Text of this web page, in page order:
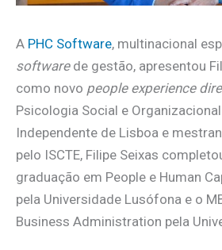
A PHC Software, multinacional
softwarede gestão, apresentou
como novo people experience
Psicologia Social e
Independente de Lisboa e
pelo ISCTE, Filipe Seixas
graduação em People e Human
pela Universidade Lusófona e o
Business Administration pela